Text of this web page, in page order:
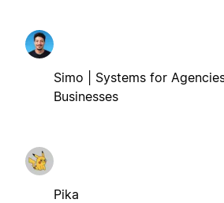
Simo | Systems for
Businesses
Pika